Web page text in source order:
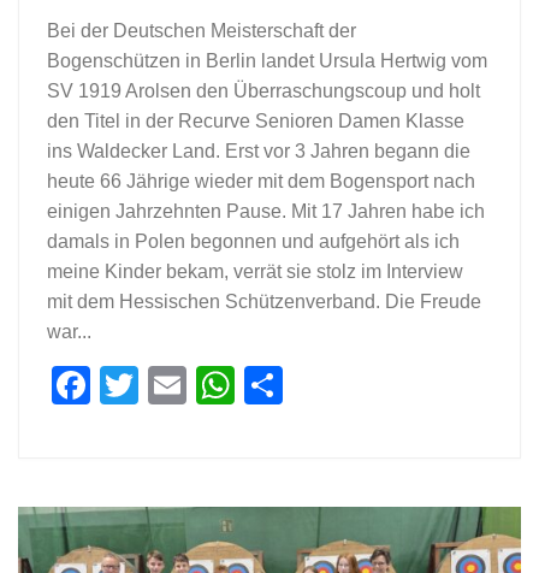
Bei der Deutschen Meisterschaft der
Bogenschützen in Berlin landet Ursula Hertwig vom
SV 1919 Arolsen den Überraschungscoup und holt
den Titel in der Recurve Senioren Damen Klasse
ins Waldecker Land. Erst vor 3 Jahren begann die
heute 66 Jährige wieder mit dem Bogensport nach
einigen Jahrzehnten Pause. Mit 17 Jahren habe ich
damals in Polen begonnen und aufgehört als ich
meine Kinder bekam, verrät sie stolz im Interview
mit dem Hessischen Schützenverband. Die Freude
war...
Facebook
Twitter
EmailWhatsApp